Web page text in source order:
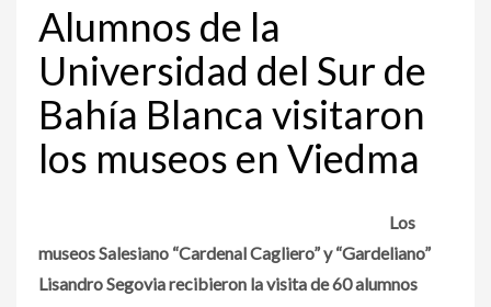
Alumnos de la
Universidad del Sur de
Bahía Blanca visitaron
los museos en Viedma
Los
museos Salesiano “Cardenal Cagliero” y “Gardeliano”
Lisandro Segovia recibieron la visita de 60 alumnos